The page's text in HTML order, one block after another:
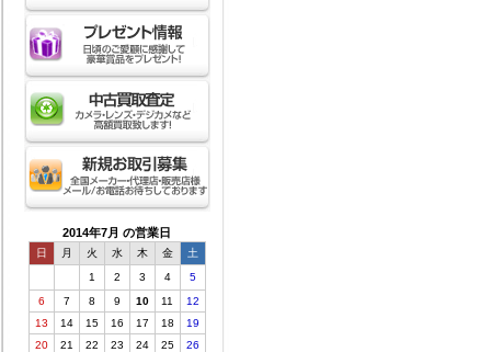
2014年7月 の営業日
日 月 火 水 木 金
土
1
2 3 4
5
6
7 8 9 10 11
12
13
14 15 16 17 18
19
20
21 22 23 24 25
26